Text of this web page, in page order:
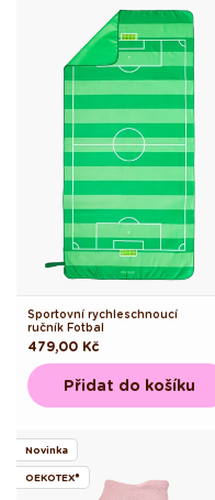
Sportovní rychleschnoucí
ručník Fotbal
Běžná
cena
479,00 Kč
Přidat do košíku
Novinka
OEKOTEX®